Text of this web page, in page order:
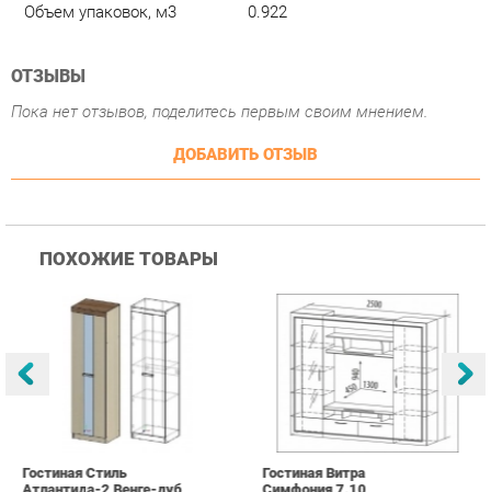
ДОБАВИТЬ ОТЗЫВ
ПОХОЖИЕ ТОВАРЫ
Купить
Гостиная Стиль
Атлантида-2 Венге-дуб
25 223 ₽ Купить
Гостиная Витра
Симфония 7.10
55 482 ₽
info@bedroom-ekb.ru +7 (903) 000-00-00
КАТАЛОГ ГОРОДА